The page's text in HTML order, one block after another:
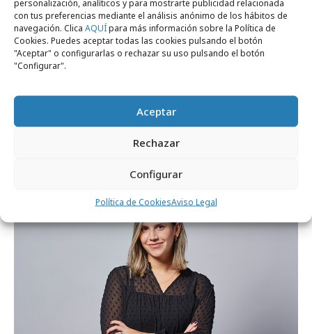
personalización, analíticos y para mostrarte publicidad relacionada
con tus preferencias mediante el análisis anónimo de los hábitos de
navegación. Clica AQUÍpara más información sobre la Política de
Cookies. Puedes aceptar todas las cookies pulsando el botón
"Aceptar" o configurarlas o rechazar su uso pulsando el botón
"Configurar".
Aceptar
Rechazar
Configurar
Política de CookiesAviso Legal
Performics lanza la video-serie "Game
Profesionales